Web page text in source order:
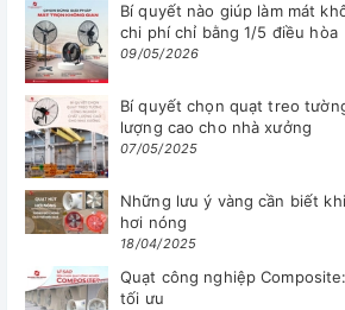
Bí quyết nào giúp làm mát
chi phí chỉ bằng 1/5 điều hòa
09/05/2026
Bí quyết chọn quạt treo
lượng cao cho nhà xưởng
07/05/2025
Những lưu ý vàng cần biết
hơi nóng
18/04/2025
Quạt công nghiệp
tối ưu